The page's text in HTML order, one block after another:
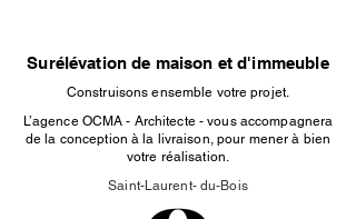
Surélévation de maison et d'immeuble
Construisons ensemble votre projet.
L’agence OCMA - Architecte - vous accompagnera
de la conception à la livraison, pour mener à bien
votre réalisation.
Saint-Laurent- du-Bois